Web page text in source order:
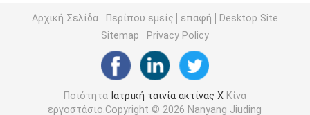
rc έγγραφο φωτογραφιών
Ταινία μεταφοράς θερμότητας
ιατρική θερμική ταινία
Αρχική Σελίδα Περίπου εμείς επαφή
Desktop Site
Sitemap
Privacy Policy
Ποιότητα Ιατρική ταινία ακτίνας XΚίνα
εργοστάσιο.Copyright © 2026 Nanyang Jiuding